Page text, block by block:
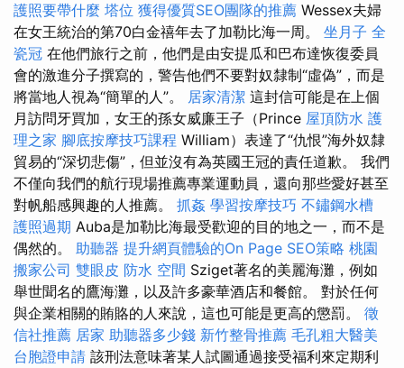
護照要帶什麼 塔位 獲得優質SEO團隊的推薦 Wessex夫婦
在女王統治的第70白金禧年去了加勒比海一周。 坐月子 全
瓷冠 在他們旅行之前，他們是由安提瓜和巴布達恢復委員
會的激進分子撰寫的，警告他們不要對奴隸制“虛偽”，而是
將當地人視為“簡單的人”。 居家清潔 這封信可能是在上個
月訪問牙買加，女王的孫女威廉王子（Prince 屋頂防水 護
理之家 腳底按摩技巧課程 William）表達了“仇恨”海外奴隸
貿易的“深切悲傷”，但並沒有為英國王冠的責任道歉。 我們
不僅向我們的航行現場推薦專業運動員，還向那些愛好甚至
對帆船感興趣的人推薦。 抓姦 學習按摩技巧 不鏽鋼水槽
護照過期 Auba是加勒比海最受歡迎的目的地之一，而不是
偶然的。 助聽器 提升網頁體驗的On Page SEO策略 桃園
搬家公司 雙眼皮 防水 空間 Sziget著名的美麗海灘，例如
舉世聞名的鷹海灘，以及許多豪華酒店和餐館。 對於任何
與企業相關的賄賂的人來說，這也可能是更高的懲罰。 徵
信社推薦 居家 助聽器多少錢 新竹整骨推薦 毛孔粗大醫美
台胞證申請 該刑法意味著某人試圖通過接受福利來定期利